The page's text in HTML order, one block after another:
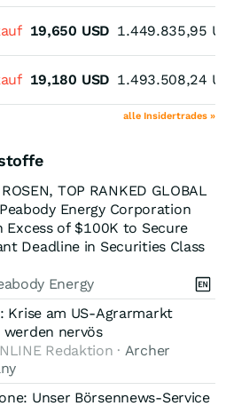
19,650 USD 1.449.835,95
19,180 USD 1.493.508,24
alle Insidertrades »
TOP RANKED GLOBAL
Energy Corporation
Excess of $100K to Secure
Deadline in Securities Class
Energy
Krise am US-Agrarmarkt
nervös
Redaktion · Archer
Unser Börsennews-Service